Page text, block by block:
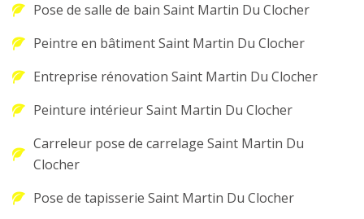
Pose de salle de bain Saint Martin Du Clocher
Peintre en bâtiment Saint Martin Du Clocher
Entreprise rénovation Saint Martin Du Clocher
Peinture intérieur Saint Martin Du Clocher
Carreleur pose de carrelage Saint Martin Du
Clocher
Pose de tapisserie Saint Martin Du Clocher